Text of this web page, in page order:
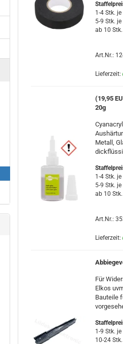
1-4 Stk.
5-9 Stk.
ab 10
Art.Nr.:
Lieferzeit:
(19,95
20g
Metall,
1-4 Stk.
5-9 Stk.
ab 10
Art.Nr.:
Lieferzeit:
Für
Elkos
Bauteile
1-9 Stk.
10-24